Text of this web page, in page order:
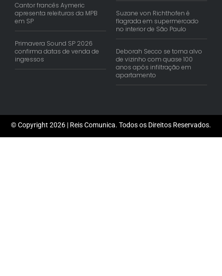
Cantor francês Aymeric
apresenta releituras da MPB
em SP
Primavera Sound SP 2026
confirma datas de venda de
ingressos
Suzane von Richthofen é
flagrada em supermercado
no interior de São Paulo
Deborah Secco se torna alvo
de vizinho com quase 100
anos após infiltração em
apartamento
© Copyright 2026 | Reis Comunica. Todos os Direitos Reservados.